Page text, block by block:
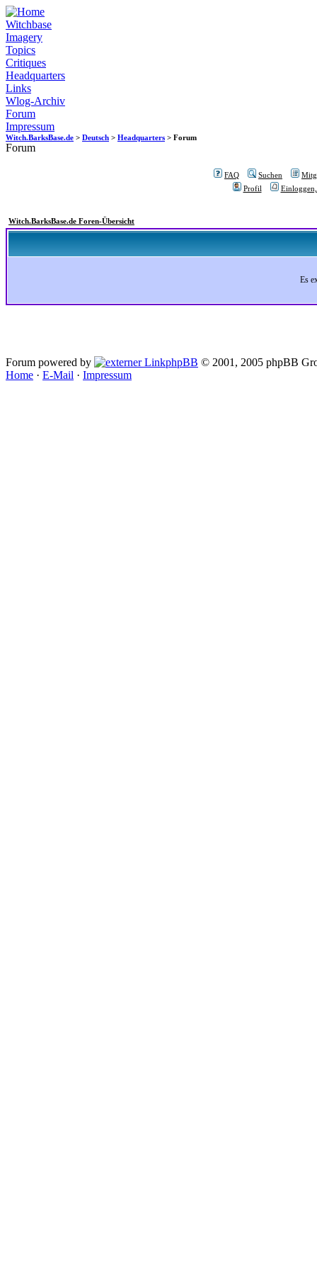
Witchbase
Imagery
Topics
Critiques
Headquarters
Links
Wlog-Archiv
Forum
Impressum
Witch.BarksBase.de > Deutsch > Headquarters > Forum
Forum
FAQ Suchen
Profil
Witch.BarksBase.de Foren-Übersicht
Es
Forum powered by phpBB © 2001, 2005 phpBB
Home · E-Mail · Impressum